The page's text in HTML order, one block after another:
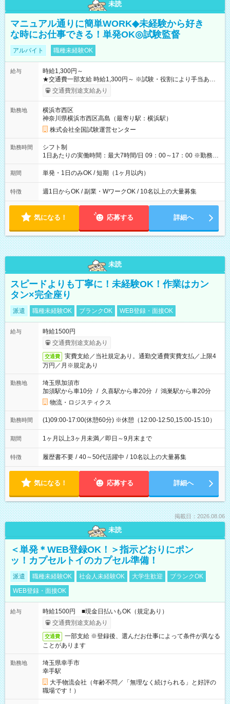
未読
マニュアル通りに簡単WORK◆未経験から好き
な時にお仕事できる！単発OK◎試験監督
アルバイト 職種未経験OK
給与
時給1,300円～
★交通費一部支給 時給1,300円～ ※試験・役割により手当あり
※勤務回数により昇給あり 【即給（前払い）オプションあ
り！】 希望される場合、勤務から1週間ほどで給与の一部を受け
例】 ・河合塾模擬試験 8:30～17:30（休憩1時間） 時給1,300円
×8時間＝日収10,400円＋交通費 ※当日の役割により時給＋100
円の場合あり ・国家試験 7:00～13:30（休憩なし） 時給1,300
円（役割手当＋100円）×6時間＝日収8,400円＋交通費 【試用期
間】試用期間なし
交通費別途支給あり
勤務地
横浜市西区
神奈川県横浜市西区高島（最寄り駅：横浜駅）
株式会社全国試験運営センター
勤務時間
シフト制
1日あたりの実働時間：最大7時間/日 09：00～17：00 ※勤務時
間は 試験により異なります。
期間 単発・1日のみOK / 短期（1ヶ月以内）
特徴 週1日からOK / 副業・WワークOK / 10名以上の大量募集
気になる！ 応募する 詳細へ
未読
スピードよりも丁寧に！未経験OK！作業はカン
タン×完全座り
派遣 職種未経験OK ブランクOK WEB登録・面接OK
給与
時給1500円
交通費別途支給あり
交通費
実費支給／当社規定あり。通勤交通費実費支払／上限4
万円／月※規定あり
勤務地
埼玉県加須市
加須駅から車10分 / 久喜駅から車20分 / 鴻巣駅から車20分
物流・ロジスティクス
勤務時間 (1)09:00-17:00(休憩60分) ※休憩（12:00-12:50,15:00-15:10）
期間 1ヶ月以上3ヶ月未満／即日～9月末まで
特徴 履歴書不要 / 40～50代活躍中 / 10名以上の大量募集
気になる！ 応募する 詳細へ
掲載日：2026.08.06
未読
＜単発＊WEB登録OK！＞指示どおりにポン
ッ！カプセルトイのカプセル準備！
派遣 職種未経験OK 社会人未経験OK 大学生歓迎
ブランクOK
WEB登録・面接OK
給与
時給1500円 ■現金日払いもOK（規定あり）
交通費別途支給あり
交通費
一部支給 ※登録後、選んだお仕事によって条件が異なる
ことがあります
勤務地
埼玉県幸手市
幸手駅
大手物流会社（年齢不問／「無理なく続けられる」と好評の
職場です！）